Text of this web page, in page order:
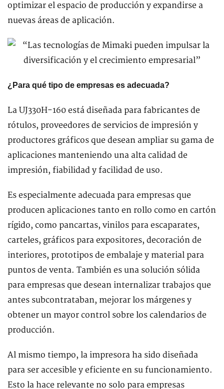
optimizar el espacio de producción y expandirse a
nuevas áreas de aplicación.
¿Para qué tipo de empresas es adecuada?
La UJ330H-160 está diseñada para fabricantes de
rótulos, proveedores de servicios de impresión y
productores gráficos que desean ampliar su gama de
aplicaciones manteniendo una alta calidad de
impresión, fiabilidad y facilidad de uso.
Es especialmente adecuada para empresas que
producen aplicaciones tanto en rollo como en cartón
rígido, como pancartas, vinilos para escaparates,
carteles, gráficos para expositores, decoración de
interiores, prototipos de embalaje y material para
puntos de venta. También es una solución sólida
para empresas que desean internalizar trabajos que
antes subcontrataban, mejorar los márgenes y
obtener un mayor control sobre los calendarios de
producción.
Al mismo tiempo, la impresora ha sido diseñada
para ser accesible y eficiente en su funcionamiento.
Esto la hace relevante no solo para empresas